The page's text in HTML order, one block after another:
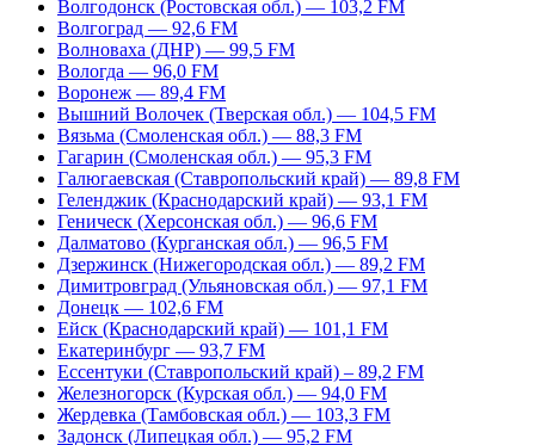
Волгодонск (Ростовская обл.) — 103,2 FM
Волгоград — 92,6 FM
Волноваха (ДНР) — 99,5 FM
Вологда — 96,0 FM
Воронеж — 89,4 FM
Вышний Волочек (Тверская обл.) — 104,5 FM
Вязьма (Смоленская обл.) — 88,3 FM
Гагарин (Смоленская обл.) — 95,3 FM
Галюгаевская (Ставропольский край) — 89,8 FM
Геленджик (Краснодарский край) — 93,1 FM
Геническ (Херсонская обл.) — 96,6 FM
Далматово (Курганская обл.) — 96,5 FM
Дзержинск (Нижегородская обл.) — 89,2 FM
Димитровград (Ульяновская обл.) — 97,1 FM
Донецк — 102,6 FM
Ейск (Краснодарский край) — 101,1 FM
Екатеринбург — 93,7 FM
Ессентуки (Ставропольский край) – 89,2 FM
Железногорск (Курская обл.) — 94,0 FM
Жердевка (Тамбовская обл.) — 103,3 FM
Задонск (Липецкая обл.) — 95,2 FM